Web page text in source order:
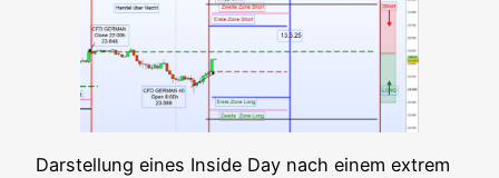
Dar­stel­lung eines Insi­de Day nach einem extrem